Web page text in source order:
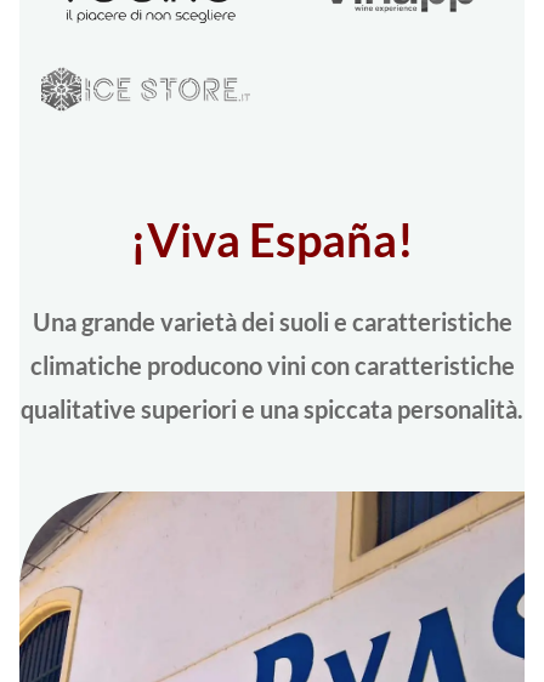
¡Viva España!
Una grande varietà dei suoli e caratteristiche
climatiche producono vini con caratteristiche
qualitative superiori e una spiccata personalità.